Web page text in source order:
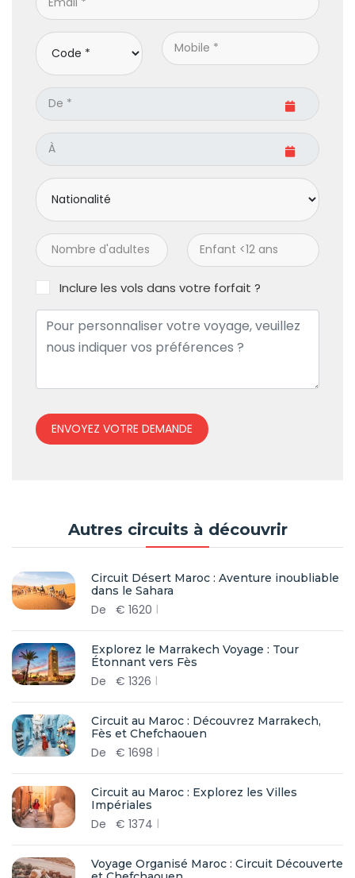
Inclure les vols dans votre forfait ?
ENVOYEZ VOTRE DEMANDE
Autres circuits à découvrir
Circuit Désert Maroc : Aventure inoubliable
dans le Sahara
De € 1620
Explorez le Marrakech Voyage : Tour
Étonnant vers Fès
De € 1326
Circuit au Maroc : Découvrez Marrakech,
Fès et Chefchaouen
De € 1698
Circuit au Maroc : Explorez les Villes
Impériales
De € 1374
Voyage Organisé Maroc : Circuit Découverte